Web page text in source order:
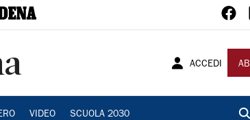
ACCEDI
VIDEO SCUOLA 2030